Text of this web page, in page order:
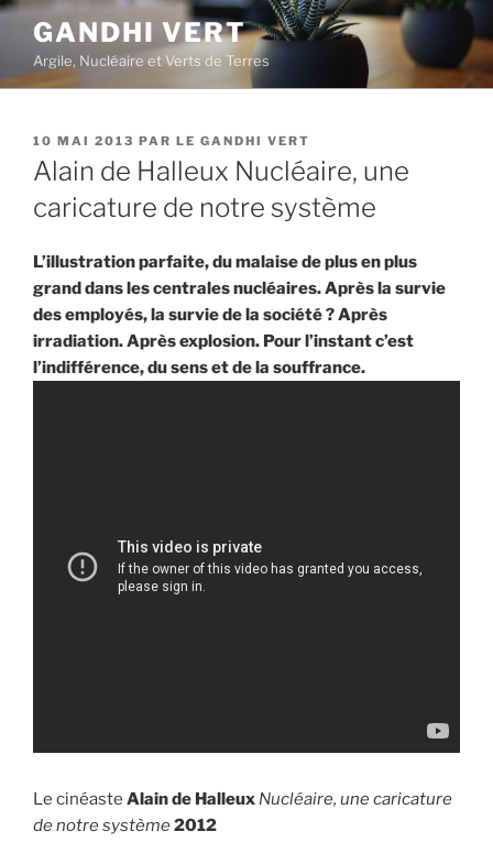
Aller
contenu
principal
GANDHI VERT
Argile, Nucléaire et Verts de Terres
PUBLIÉ
LE
10 MAI 2013 PAR LE GANDHI VERT
Alain de Halleux Nucléaire, une
caricature de notre système
L’illustration parfaite, du malaise de plus en plus
grand dans les centrales nucléaires. Après la survie
des employés, la survie de la société ? Après
irradiation. Après explosion. Pour l’instant c’est
l’indifférence, du sens et de la souffrance.
Le cinéaste Alain de Halleux Nucléaire, une caricature
de notre système2012